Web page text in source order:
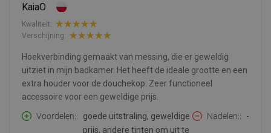
KaiaO
Kwaliteit:
Verschijning:
Hoekverbinding gemaakt van messing, die er geweldig
uitziet in mijn badkamer. Het heeft de ideale grootte en een
extra houder voor de douchekop. Zeer functioneel
accessoire voor een geweldige prijs.
Voordelen:
goede uitstraling, geweldige
prijs, andere tinten om uit te
Nadelen: -